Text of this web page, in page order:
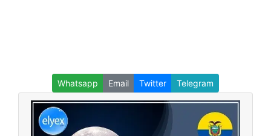
Whatsapp Email Twitter Telegram